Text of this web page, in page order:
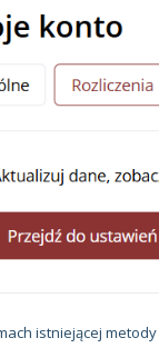
istniejącej